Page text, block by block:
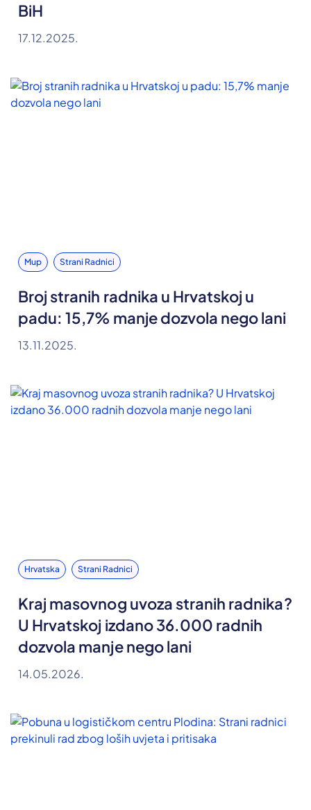
BiH
17.12.2025.
Mup Strani Radnici
Broj stranih radnika u Hrvatskoj u
padu: 15,7% manje dozvola nego lani
13.11.2025.
Hrvatska Strani Radnici
Kraj masovnog uvoza stranih radnika?
U Hrvatskoj izdano 36.000 radnih
dozvola manje nego lani
14.05.2026.